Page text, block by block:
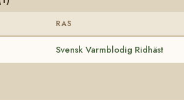
RAS
Svensk Varmblodig Ridhäst